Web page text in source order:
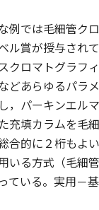
例では毛細管ク
ル賞が授与され
クロマトグラフ
どあらゆるパラ
，パーキンエル
充填カラムを毛
合的に２桁もよ
いる方式（毛細
ている。実用－